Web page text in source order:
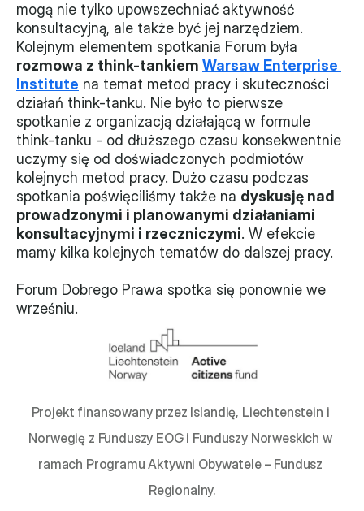
Edycja 2024
Laureaci
mogą nie tylko upowszechniać aktywność
konsultacyjną, ale także być jej narzędziem.
rozmowa z think-tankiem Warsaw Enterprise
Institute na temat metod pracy i skuteczności
działań think-tanku. Nie było to pierwsze
spotkanie z organizacją działającą w formule
think-tanku - od dłuższego czasu konsekwentnie
uczymy się od doświadczonych podmiotów
kolejnych metod pracy. Dużo czasu podczas
spotkania poświęciliśmy także na dyskusję nad
prowadzonymi i planowanymi działaniami
konsultacyjnymi i rzeczniczymi. W efekcie
mamy kilka kolejnych tematów do dalszej pracy.
Forum Dobrego Prawa spotka się ponownie we
wrześniu.
Projekt finansowany przez Islandię, Liechtenstein i
Norwegię z Funduszy EOG i Funduszy Norweskich w
ramach Programu Aktywni Obywatele – Fundusz
Regionalny.